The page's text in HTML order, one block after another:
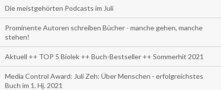
Die meistgehörten Podcasts im Juli
Prominente Autoren schreiben Bücher - manche gehen, manche
stehen!
Aktuell ++ TOP 5 Biolek ++ Buch-Bestseller ++ Sommerhit 2021
Media Control Award: Juli Zeh: Über Menschen - erfolgreichstes
Buch im 1. Hj. 2021